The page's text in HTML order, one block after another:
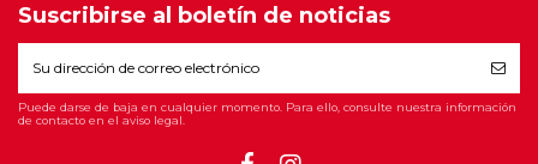
Suscribirse al boletín de noticias
Puede darse de baja en cualquier momento. Para ello, consulte nuestra información
de contacto en el aviso legal.